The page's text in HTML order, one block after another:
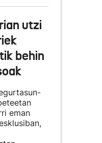
utzi
behin
eman